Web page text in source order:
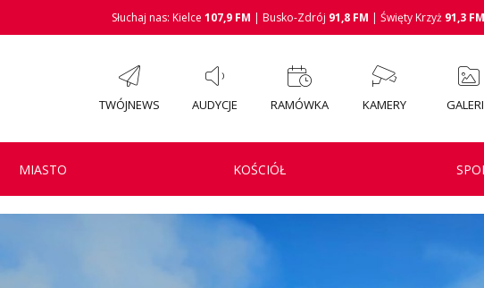
Słuchaj nas: Kielce 107,9 FM | Busko-Zdrój 91,8 FM | Święty Krzyż 91,3 FM
TWÓJNEWS AUDYCJE RAMÓWKA KAMERY
MIASTO KOŚCIÓŁ